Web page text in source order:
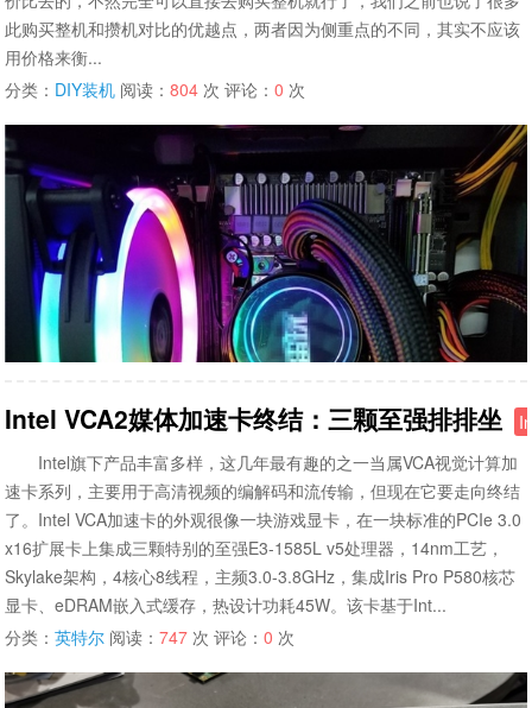
此购买整机和攒机对比的优越点，两者因为侧重点的不同，其实不应该
用价格来衡...
分类： DIY装机 阅读：804 次 评论：0 次
Intel VCA2媒体加速卡终结：三颗至强排排坐
Intel旗下产品丰富多样，这几年最有趣的之一当属VCA视觉计算加
速卡系列，主要用于高清视频的编解码和流传输，但现在它要走向终结
了。Intel VCA加速卡的外观很像一块游戏显卡，在一块标准的PCIe 3.0
x16扩展卡上集成三颗特别的至强E3-1585L v5处理器，14nm工艺，
Skylake架构，4核心8线程，主频3.0-3.8GHz，集成Iris Pro P580核芯
显卡、eDRAM嵌入式缓存，热设计功耗45W。该卡基于Int...
分类：英特尔 阅读：747 次 评论：0 次